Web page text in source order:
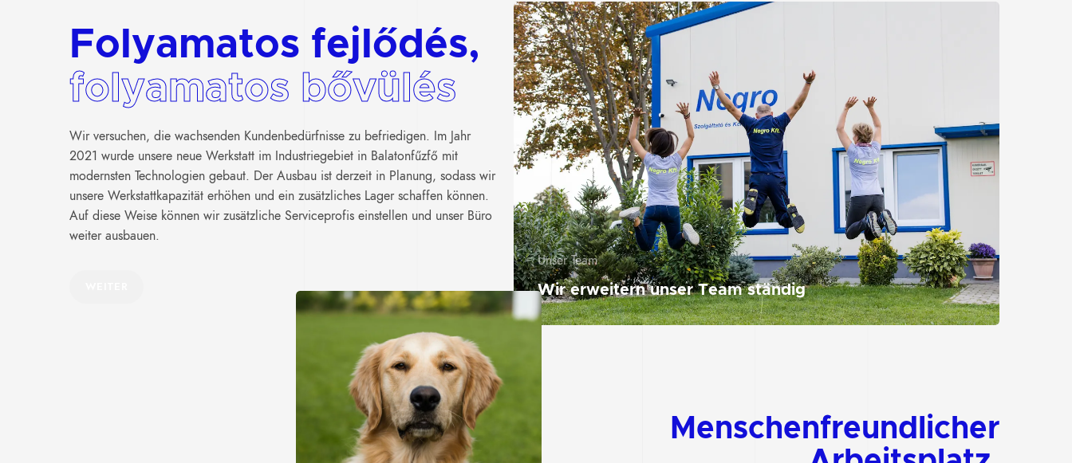
Folyamatos fejlődés,
folyamatos bővülés
Wir versuchen, die wachsenden Kundenbedürfnisse zu befriedigen. Im Jahr
2021 wurde unsere neue Werkstatt im Industriegebiet in Balatonfűzfő mit
modernsten Technologien gebaut. Der Ausbau ist derzeit in Planung, sodass wir
unsere Werkstattkapazität erhöhen und ein zusätzliches Lager schaffen können.
Auf diese Weise können wir zusätzliche Serviceprofis einstellen und unser Büro
weiter ausbauen.
Unser Team
Wir erweitern unser Team ständig
Menschenfreundlicher